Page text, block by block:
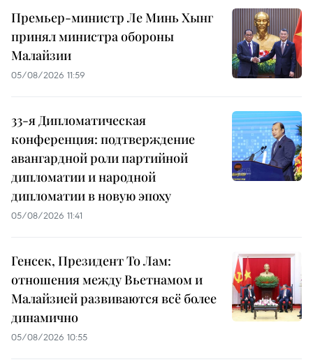
Премьер-министр Ле Минь Хынг
принял министра обороны
Малайзии
05/08/2026 11:59
33-я Дипломатическая
конференция: подтверждение
авангардной роли партийной
дипломатии и народной
дипломатии в новую эпоху
05/08/2026 11:41
Генсек, Президент То Лам:
отношения между Вьетнамом и
Малайзией развиваются всё более
динамично
05/08/2026 10:55